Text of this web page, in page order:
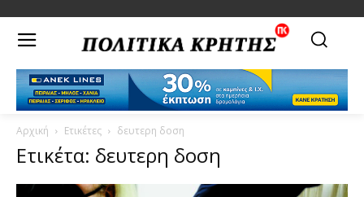
Αρχική Ετικέτες δευτερη δοση
Ετικέτα: δευτερη δοση